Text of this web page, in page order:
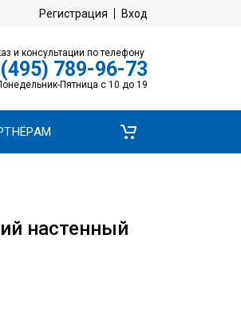
Регистрация Вход
и консультации по телефону
789-96-73
Пятница с 10 до 19
настенный